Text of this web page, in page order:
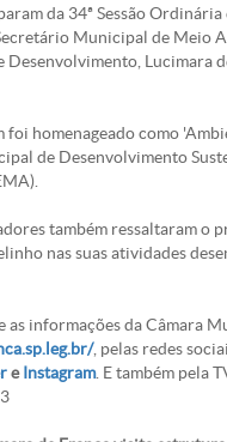
da 34ª Sessão
Municipal de Meio
Desenvolvimento, Lucimara
foi homenageado como
de Desenvolvimento
também ressaltaram o
nas suas atividades
as informações da Câmara
, pelas redes
eInstagram. E também pela